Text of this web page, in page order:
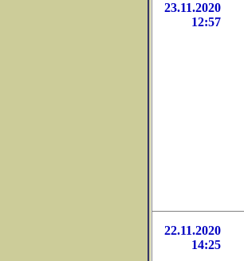
23.11.2020
12:57
22.11.2020
14:25